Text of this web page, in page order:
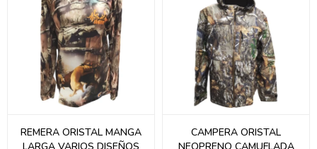
REMERA ORISTAL MANGA
CAMPERA ORISTAL